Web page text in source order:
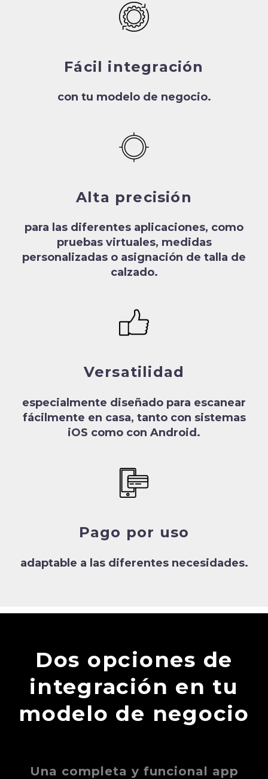
Fácil integración
con tu modelo de negocio.
Alta precisión
para las diferentes aplicaciones, como
pruebas virtuales, medidas
personalizadas o asignación de talla de
calzado.
Versatilidad
especialmente diseñado para escanear
fácilmente en casa, tanto con sistemas
iOS como con Android.
Pago por uso
adaptable a las diferentes necesidades.
Dos opciones de
integración en tu
modelo de negocio
Una completa y funcional app